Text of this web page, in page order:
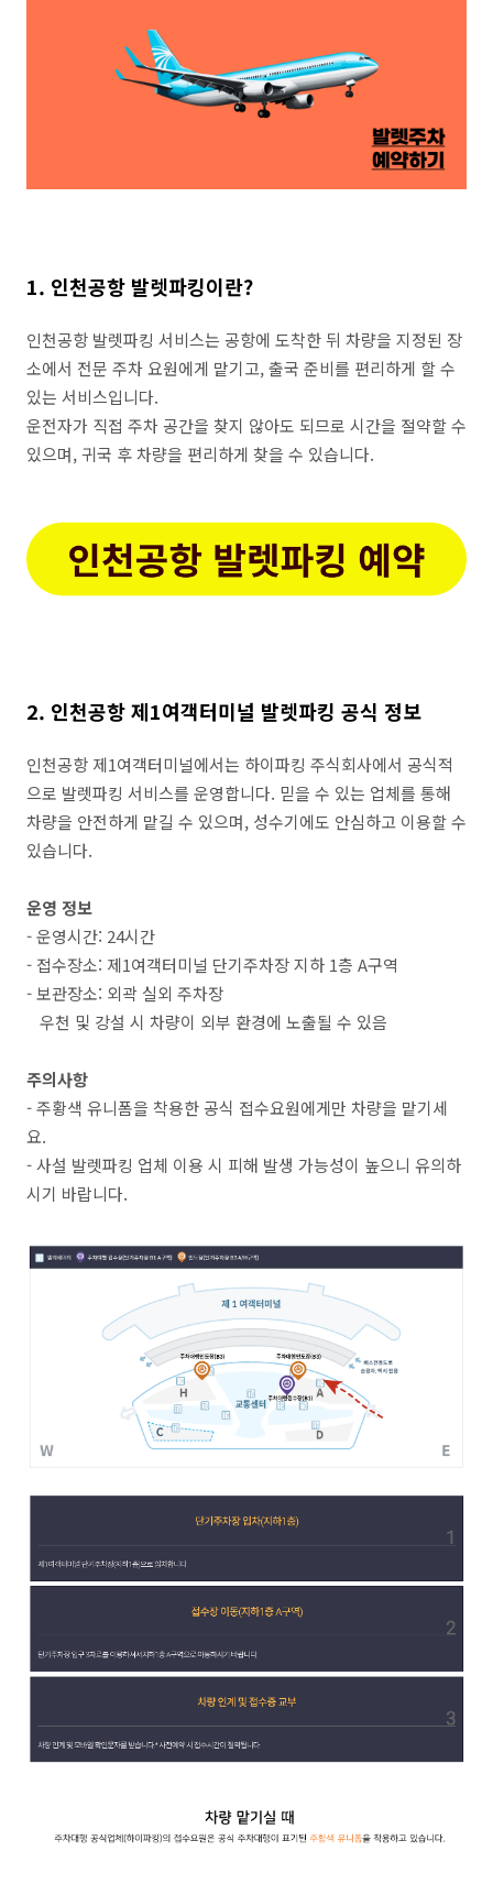
1. 인천공항 발렛파킹이란?
인천공항 발렛파킹 서비스는 공항에 도착한 뒤 차량을 지정된 장
소에서 전문 주차 요원에게 맡기고, 출국 준비를 편리하게 할 수
있는 서비스입니다.
운전자가 직접 주차 공간을 찾지 않아도 되므로 시간을 절약할 수
있으며, 귀국 후 차량을 편리하게 찾을 수 있습니다.
2. 인천공항 제1여객터미널 발렛파킹 공식 정보
인천공항 제1여객터미널에서는 하이파킹 주식회사에서 공식적
으로 발렛파킹 서비스를 운영합니다. 믿을 수 있는 업체를 통해
차량을 안전하게 맡길 수 있으며, 성수기에도 안심하고 이용할 수
있습니다.
운영 정보
- 운영시간: 24시간
- 접수장소: 제1여객터미널 단기주차장 지하 1층 A구역
- 보관장소: 외곽 실외 주차장
우천 및 강설 시 차량이 외부 환경에 노출될 수 있음
주의사항
- 주황색 유니폼을 착용한 공식 접수요원에게만 차량을 맡기세
요.
- 사설 발렛파킹 업체 이용 시 피해 발생 가능성이 높으니 유의하
시기 바랍니다.